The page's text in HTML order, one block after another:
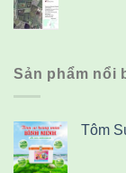
Sản phẩm nổi
Tôm